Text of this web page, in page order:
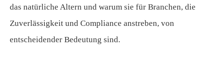
das natürliche Altern und warum sie für Branchen, die
Zuverlässigkeit und Compliance anstreben, von
entscheidender Bedeutung sind.